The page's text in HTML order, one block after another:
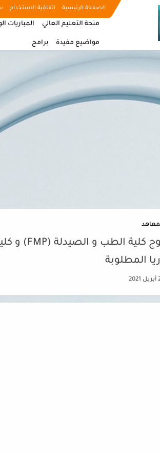
الصفحة الرئيسية اتفاقية الاستخدام
منحة التعليم العالي المباريات
مواضيع مفيدة برامج
المطلوبة